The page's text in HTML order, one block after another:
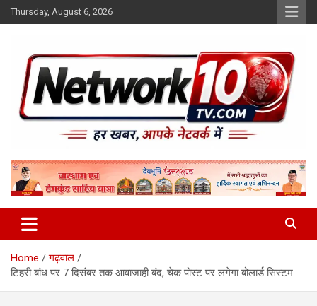
Skip
to
Thursday, August 6, 2026
Network10tv
Home
गढ़वाल
टिहरी बांध पर 7 दिसंबर तक आवाजाही बंद, चेक पोस्ट पर लगेगा बोलार्ड सिस्टम